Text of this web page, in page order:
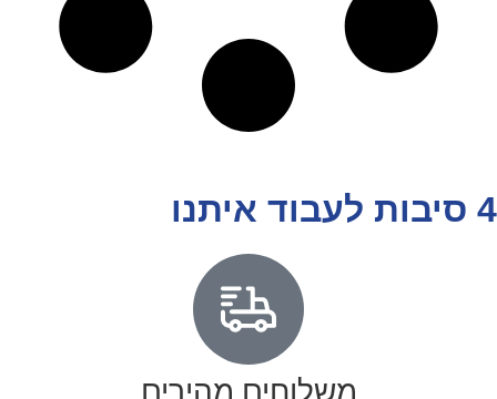
4 סיבות לעבוד איתנו
משלוחים מהירים